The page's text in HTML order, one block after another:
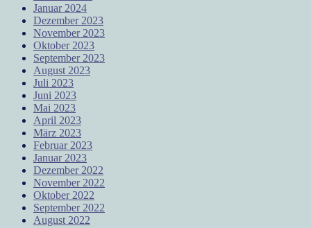
Januar 2024
Dezember 2023
November 2023
Oktober 2023
September 2023
August 2023
Juli 2023
Juni 2023
Mai 2023
April 2023
März 2023
Februar 2023
Januar 2023
Dezember 2022
November 2022
Oktober 2022
September 2022
August 2022